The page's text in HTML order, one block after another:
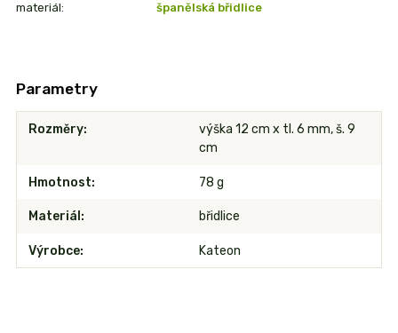
materiál: španělská břidlice
Parametry
Rozměry
výška 12 cm x tl. 6 mm, š. 9
cm
Hmotnost 78 g
Materiál břidlice
Výrobce Kateon